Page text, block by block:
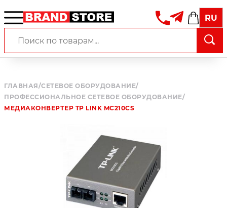
RU
ГЛАВНАЯ/СЕТЕВОЕ ОБОРУДОВАНИЕ/
ПРОФЕССИОНАЛЬНОЕ СЕТЕВОЕ ОБОРУДОВАНИЕ/
МЕДИАКОНВЕРТЕР TP LINK MC210CS